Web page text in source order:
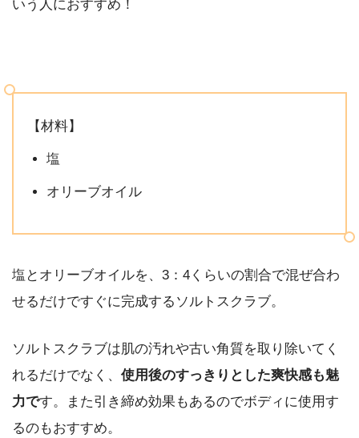
いう人におすすめ！
【材料】
塩
オリーブオイル
塩とオリーブオイルを、3：4くらいの割合で混ぜ合わ
せるだけですぐに完成するソルトスクラブ。
ソルトスクラブは肌の汚れや古い角質を取り除いてく
れるだけでなく、 使用後のすっきりとした爽快感も魅
力です。また引き締め効果もあるのでボディに使用す
るのもおすすめ。